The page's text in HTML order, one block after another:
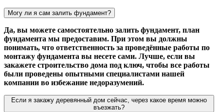
Могу ли я сам залить фундамент?
Да, вы можете самостоятельно залить фундамент, план
фундамента мы предоставим. При этом вы должны
понимать, что ответственность за проведённые работы по
монтажу фундамента вы несете сами. Лучше, если вы
закажете строительство дома под ключ, чтобы все работы
были проведены опытными специалистами нашей
компании во избежание недоразумений.
Если я закажу деревянный дом сейчас, через какое время можно
въезжать?